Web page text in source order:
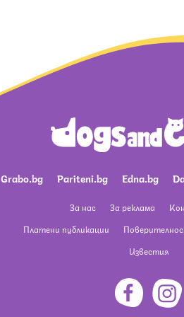
Grabo.bg Pariteni.bg Edna.bg
За нас За реклама
Платени публикации
Известия